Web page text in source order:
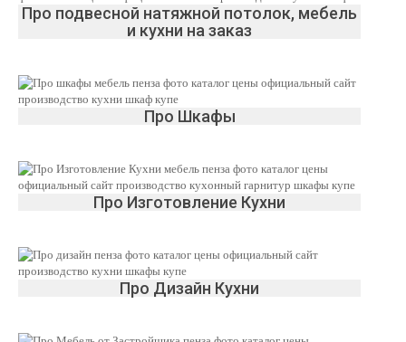
Про подвесной натяжной потолок, мебель
и кухни на заказ
Про Шкафы
Про Изготовление Кухни
Про Дизайн Кухни
Да Изменить